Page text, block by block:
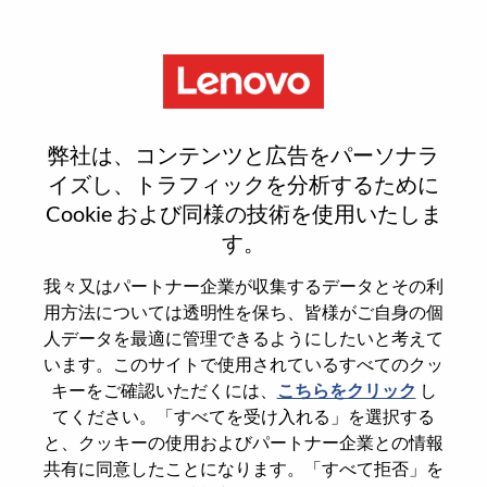
弊社は、コンテンツと広告をパーソナラ
イズし、トラフィックを分析するために
Cookie および同様の技術を使用いたしま
す。
我々又はパートナー企業が収集するデータとその利
用方法については透明性を保ち、皆様がご自身の個
人データを最適に管理できるようにしたいと考えて
います。このサイトで使用されているすべてのクッ
キーをご確認いただくには、
こちらをクリック し
てください。「すべてを受け入れる」を選択する
と、クッキーの使用およびパートナー企業との情報
共有に同意したことになります。「すべて拒否」を
Reset password
本当にパスワードをリセットします
Enter the email address associated with your
account, then click "Continue".
パスワードをリセットするためにリンクを
emailに送ります